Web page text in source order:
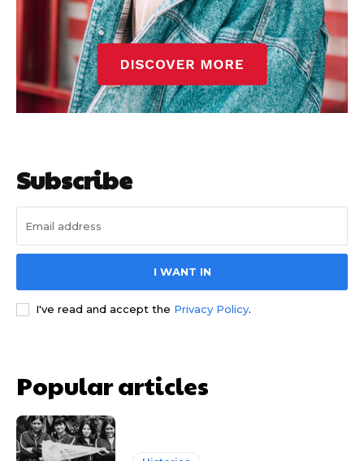
Barcelonista
Joan Manuel Serrat posando con el Barcelona en el Nou Camp.
Barcelonista
Joan Manuel Serrat posando con el Barcelona en el Nou Camp.
Subscribe
I WANT IN
I've read and accept the Privacy Policy.
Popular articles